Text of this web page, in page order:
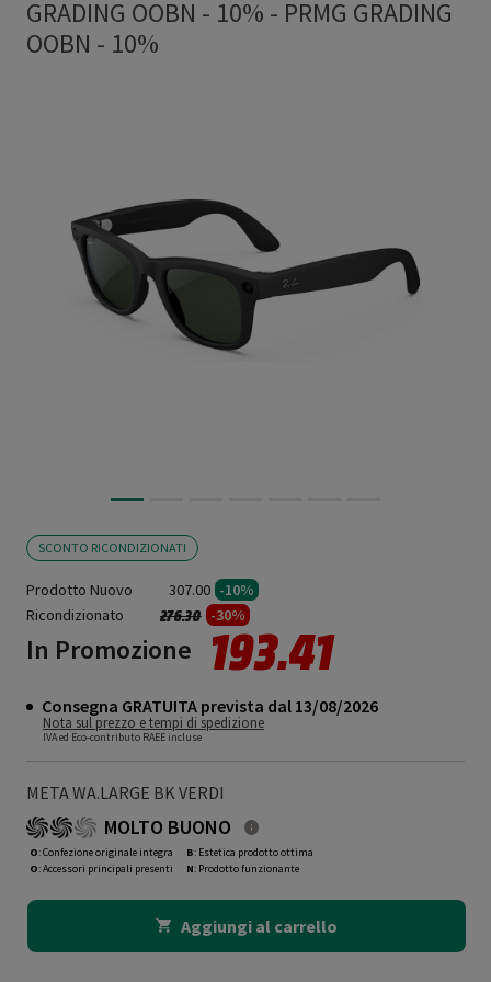
GRADING OOBN - 10% - PRMG GRADING
OOBN - 10%
SCONTO RICONDIZIONATI
Prodotto Nuovo 307.00 -10%
Ricondizionato
Prezzo ridotto da
276.30a -30%
In Promozione 193.41
Consegna GRATUITA prevista dal 13/08/2026
Nota sul prezzo e tempi di spedizione
IVA ed Eco-contributo RAEE incluse
META WA.LARGE BK VERDI
MOLTO BUONO
O: Confezione originale integra
O: Accessori principali presenti
B: Estetica prodotto ottima
N: Prodotto funzionante
Aggiungi al carrello